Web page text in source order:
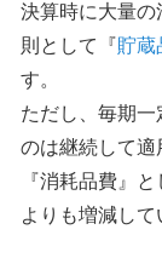
決算時に大量の
則として『 貯蔵
す。
ただし、毎期
のは継続して適
『消耗品費』
よりも増減して